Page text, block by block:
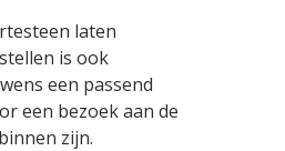
laten
is ook
een passend
een bezoek aan de
zijn.